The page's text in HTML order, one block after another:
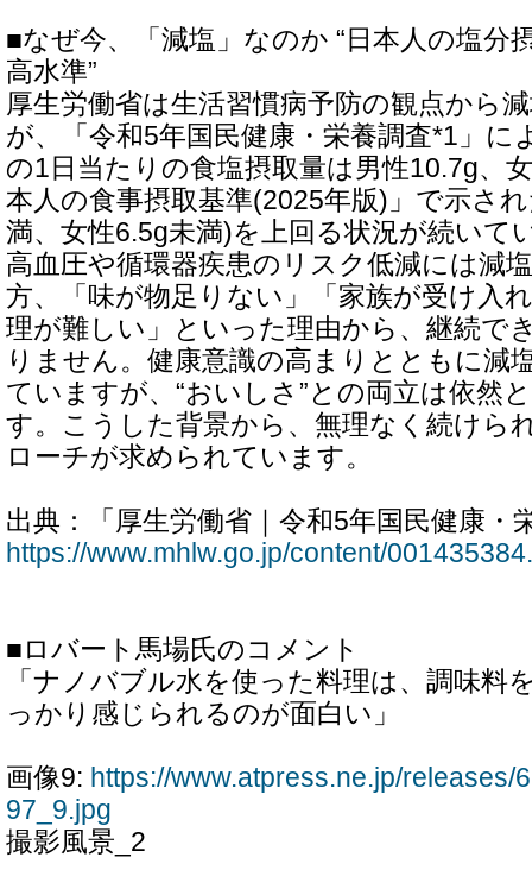
■なぜ今、「減塩」なのか “日本人の塩分
高水準”
厚生労働省は生活習慣病予防の観点から
が、「令和5年国民健康・栄養調査*1」に
の1日当たりの食塩摂取量は男性10.7g、
本人の食事摂取基準(2025年版)」で示さ
満、女性6.5g未満)を上回る状況が続いて
高血圧や循環器疾患のリスク低減には減
方、「味が物足りない」「家族が受け入
理が難しい」といった理由から、継続で
りません。健康意識の高まりとともに減
ていますが、“おいしさ”との両立は依然
す。こうした背景から、無理なく続けら
ローチが求められています。
出典：「厚生労働省｜令和5年国民健康・
https://www.mhlw.go.jp/content/
■ロバート馬場氏のコメント
「ナノバブル水を使った料理は、調味料
っかり感じられるのが面白い」
画像9: https://www.atpress.ne.jp/releases/
97_9.jpg
撮影風景_2